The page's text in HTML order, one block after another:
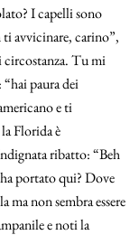
I capelli sono
avvicinare, carino”,
circostanza. Tu mi
paura dei
e ti
Florida è
ribatto: “Beh
portato qui? Dove
non sembra essere
e noti la